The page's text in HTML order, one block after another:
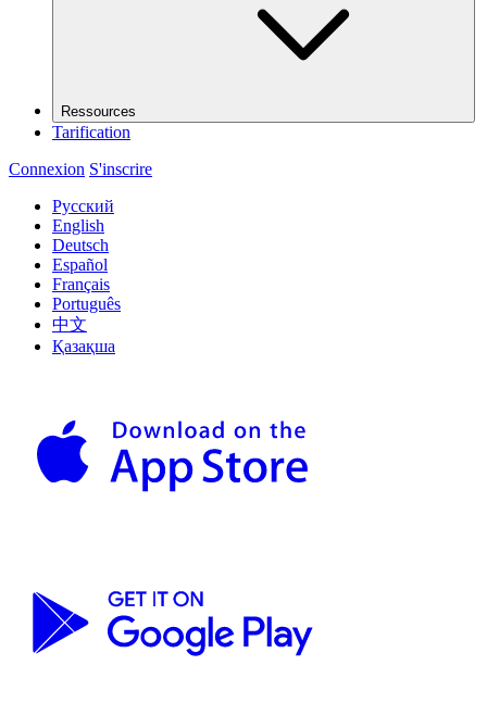
Ressources
Tarification
Connexion S'inscrire
Русский
English
Deutsch
Español
Français
Português
中文
Қазақша